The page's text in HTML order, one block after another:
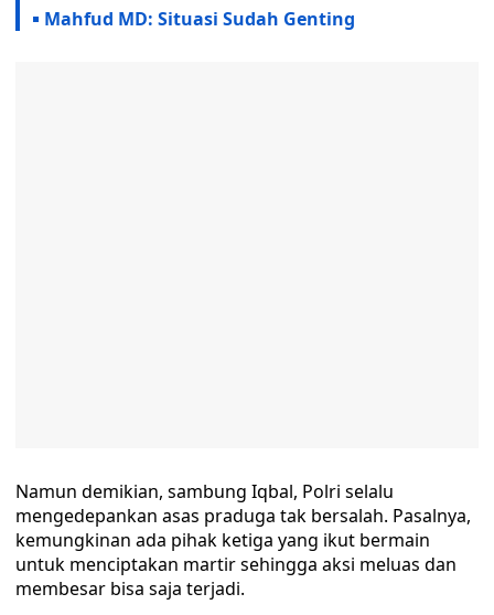
Mahfud MD: Situasi Sudah Genting
Namun demikian, sambung Iqbal, Polri selalu
mengedepankan asas praduga tak bersalah. Pasalnya,
kemungkinan ada pihak ketiga yang ikut bermain
untuk menciptakan martir sehingga aksi meluas dan
membesar bisa saja terjadi.